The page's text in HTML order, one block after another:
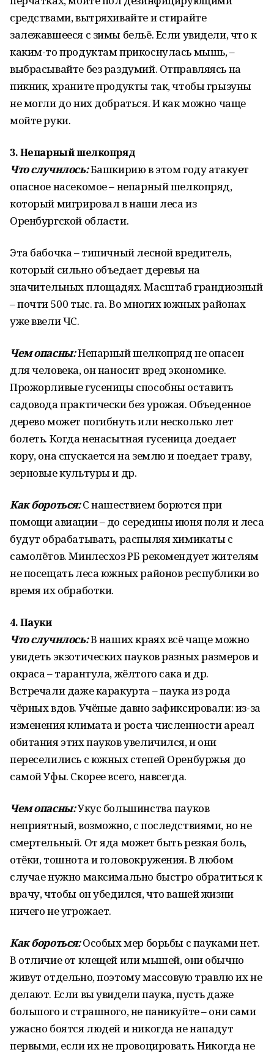
средствами, вытряхивайте и стирайте
залежавшееся с зимы бельё. Если увидели, что к
каким-то продуктам прикоснулась мышь, –
выбрасывайте без раздумий. Отправляясь на
пикник, храните продукты так, чтобы грызуны
не могли до них добраться. И как можно чаще
мойте руки.
3. Непарный шелкопряд
Что случилось:Башкирию в этом году атакует
опасное насекомое – непарный шелкопряд,
который мигрировал в наши леса из
Оренбургской области.
Эта бабочка – типичный лесной вредитель,
который сильно объедает деревья на
значительных площадях. Масштаб грандиозный
– почти 500 тыс. га. Во многих южных районах
уже ввели ЧС.
Чем опасны:Непарный шелкопряд не опасен
для человека, он наносит вред экономике.
Прожорливые гусеницы способны оставить
садовода практически без урожая. Объеденное
дерево может погибнуть или несколько лет
болеть. Когда ненасытная гусеница доедает
кору, она спускается на землю и поедает траву,
зерновые культуры и др.
Как бороться:С нашествием борются при
помощи авиации – до середины июня поля и леса
будут обрабатывать, распыляя химикаты с
самолётов. Минлесхоз РБ рекомендует жителям
не посещать леса южных районов республики во
время их обработки.
4. Пауки
Что случилось:В наших краях всё чаще можно
увидеть экзотических пауков разных размеров и
окраса – тарантула, жёлтого сака и др.
Встречали даже каракурта – паука из рода
чёрных вдов. Учёные давно зафиксировали: из-за
изменения климата и роста численности ареал
обитания этих пауков увеличился, и они
переселились с южных степей Оренбуржья до
самой Уфы. Скорее всего, навсегда.
Чем опасны:Укус большинства пауков
неприятный, возможно, с последствиями, но не
смертельный. От яда может быть резкая боль,
отёки, тошнота и головокружения. В любом
случае нужно максимально быстро обратиться к
врачу, чтобы он убедился, что вашей жизни
ничего не угрожает.
Как бороться:Особых мер борьбы с пауками нет.
В отличие от клещей или мышей, они обычно
живут отдельно, поэтому массовую травлю их не
делают. Если вы увидели паука, пусть даже
большого и страшного, не паникуйте – они сами
ужасно боятся людей и никогда не нападут
первыми, если их не провоцировать. Никогда не